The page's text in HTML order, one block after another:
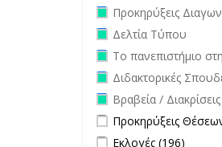
Remove Προκηρύξεις
filter
Προκηρύξεις
Remove Δελτία
Δελτία Τύπου
Remove Το
επικαιρότητα filter
Το πανεπιστήμιο
Remove
Διδακτορικές
Remove Βραβεία /
Βραβεία / Διακρίσεις
Apply Προκηρύξεις
Προκηρύξεις
Apply Εκλογές filter
Εκλογές (196)